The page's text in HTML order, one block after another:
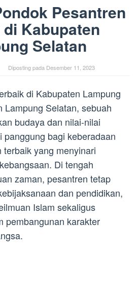
Pesantren
Kabupaten
Selatan
Diposting pada Desember 11, 2023
di Kabupaten Lampung
Lampung Selatan, sebuah
budaya dan nilai-nilai
panggung bagi keberadaan
yang menyinari
Di tengah
zaman, pesantren tetap
dan pendidikan,
Islam sekaligus
pembangunan karakter